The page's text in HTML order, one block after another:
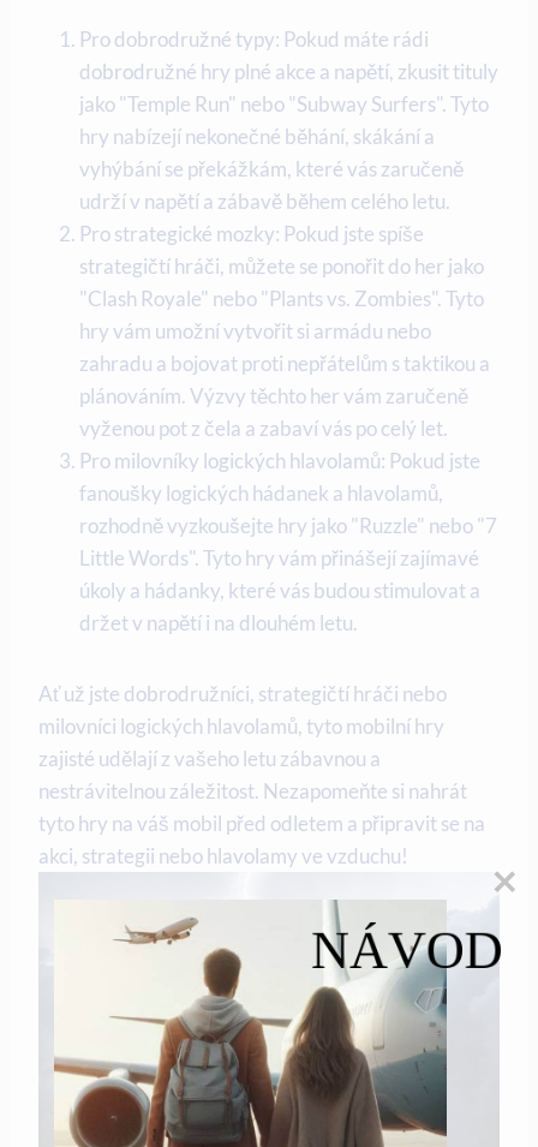
Pro dobrodružné typy: Pokud máte rádi
dobrodružné hry plné akce a napětí, zkusit tituly
jako "Temple Run" nebo "Subway Surfers". Tyto
hry nabízejí nekonečné běhání, skákání a
vyhýbání se překážkám, které vás zaručeně
udrží v napětí a zábavě během celého letu.
Pro strategické mozky: Pokud jste spíše
strategičtí hráči, můžete se ponořit do her jako
"Clash Royale" nebo "Plants vs. Zombies". Tyto
hry vám umožní vytvořit si armádu nebo
zahradu a bojovat proti nepřátelům s taktikou a
plánováním. Výzvy těchto her vám zaručeně
vyženou pot z čela a zabaví vás po celý let.
Pro milovníky logických hlavolamů: Pokud jste
fanoušky logických hádanek a hlavolamů,
rozhodně vyzkoušejte hry jako "Ruzzle" nebo "7
Little Words". Tyto hry vám přinášejí zajímavé
úkoly a hádanky, které vás budou stimulovat a
držet v napětí i na dlouhém letu.
Ať už jste dobrodružníci, strategičtí hráči nebo
milovníci logických hlavolamů, tyto mobilní hry
zajisté udělají z vašeho letu zábavnou a
nestrávitelnou záležitost. Nezapomeňte si nahrát
tyto hry na váš mobil před odletem a připravit se na
akci, strategii nebo hlavolamy ve vzduchu!
NÁVOD